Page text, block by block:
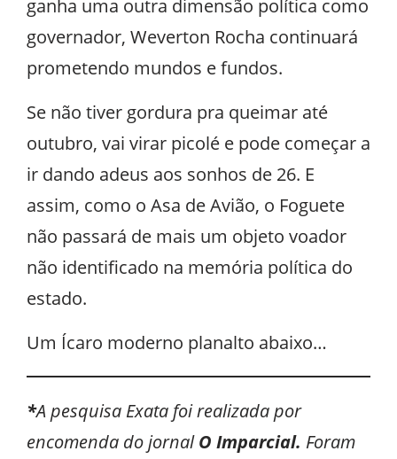
ganha uma outra dimensão política como
governador, Weverton Rocha continuará
prometendo mundos e fundos.
Se não tiver gordura pra queimar até
outubro, vai virar picolé e pode começar a
ir dando adeus aos sonhos de 26. E
assim, como o Asa de Avião, o Foguete
não passará de mais um objeto voador
não identificado na memória política do
estado.
Um Ícaro moderno planalto abaixo…
*A pesquisa Exata foi realizada por
encomenda do jornalO Imparcial. Foram